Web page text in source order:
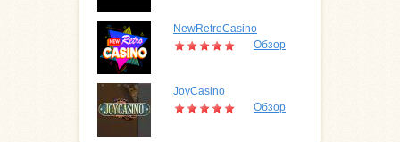
NewRetroCasino
Обзор
JoyCasino
Обзор